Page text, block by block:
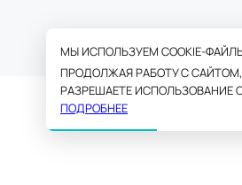
МЫ ИСПОЛЬЗУЕМ COOKIE-
ПРОДОЛЖАЯ РАБОТУ С
РАЗРЕШАЕТЕ ИСПОЛЬЗОВАНИЕ
ПОДРОБНЕЕ